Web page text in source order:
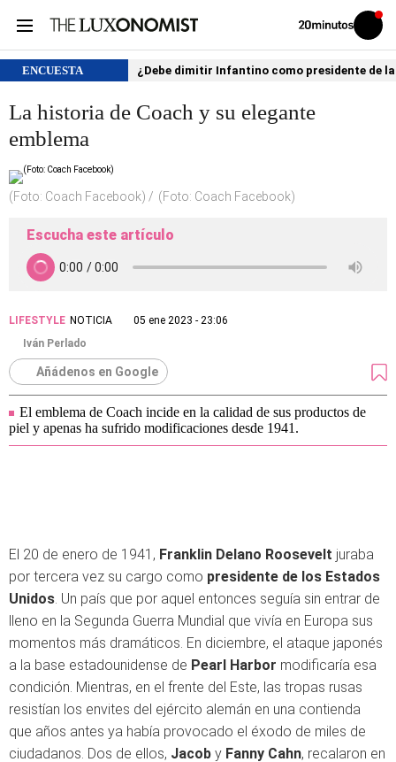
Volver
Iniciar
sesión
ENCUESTA ¿Debe dimitir Infantino como presidente de
La historia de Coach y su elegante
emblema
(Foto: Coach Facebook) (Foto: Coach Facebook)
Escucha este artículo
LIFESTYLE NOTICIA
05 ene 2023 - 23:06
Iván Perlado
Añádenos en Google
El emblema de Coach incide en la calidad de sus productos de
piel y apenas ha sufrido modificaciones desde 1941.
El 20 de enero de 1941, Franklin Delano Roosevelt juraba
por tercera vez su cargo como presidente de los Estados
Unidos. Un país que por aquel entonces seguía sin entrar de
lleno en la Segunda Guerra Mundial que vivía en Europa sus
momentos más dramáticos. En diciembre, el ataque japonés
a la base estadounidense de Pearl Harbor modificaría esa
condición. Mientras, en el frente del Este, las tropas rusas
resistían los envites del ejército alemán en una contienda
que años antes ya había provocado el éxodo de miles de
ciudadanos. Dos de ellos, Jacob y Fanny Cahn, recalaron en